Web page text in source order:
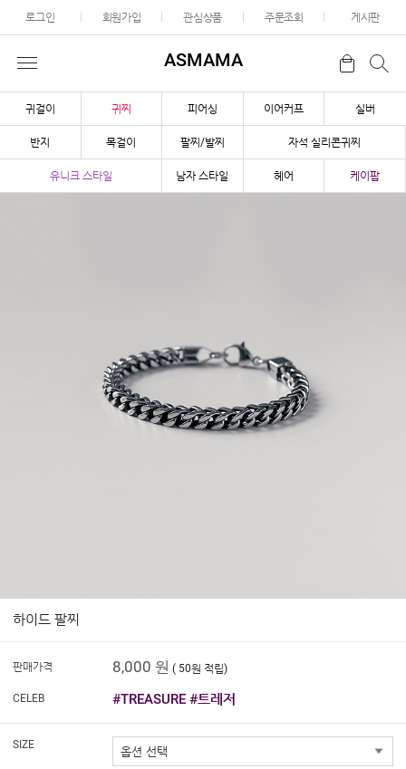
로그인 회원가입 관심상품 주문조회 게시판
ASMAMA
귀걸이 귀찌 피어싱 이어커프 실버
반지 목걸이 팔찌/발찌 자석 실리콘귀찌
유니크 스타일 남자 스타일 헤어 케이팝
하이드 팔찌
판매가격 8,000 원 ( 50원 적립)
CELEB #TREASURE #트레저
SIZE